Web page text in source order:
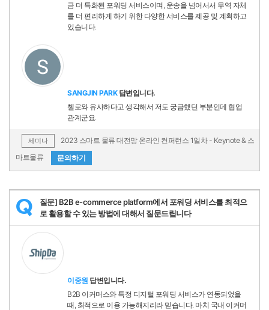
금 더 특화된 포워딩 서비스이며, 운송을 넘어서서 무역 자체
를 더 편리하게 하기 위한 다양한 서비스를 제공 및 계획하고
있습니다.
SANGJIN PARK답변입니다.
첼로와 유사하다고 생각해서 저도 궁금했던 부분인데 협업
관계군요.
세미나
2023 스마트 물류 대전망 온라인 컨퍼런스 1일차 - Keynote & 스
마트물류
문의하기
Q
질문] B2B e-commerce platform에서 포워딩 서비스를 최적으
로 활용할 수 있는 방법에 대해서 질문드립니다
이중원 답변입니다.
B2B 이커머스와 특정 디지털 포워딩 서비스가 연동되었을
때, 최적으로 이용 가능해지리라 믿습니다. 마치 국내 이커머